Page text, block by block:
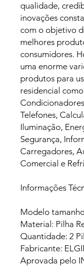
qualidade,
inovações
com o objetivo
melhores
consumidores.
uma enorme
produtos para
residencial como
Telefones,
Iluminação,
Segurança,
Carregadores,
Comercial e
Informações
Modelo
Material: Pilha
Quantidade: 2
Fabricante:
Aprovada pelo